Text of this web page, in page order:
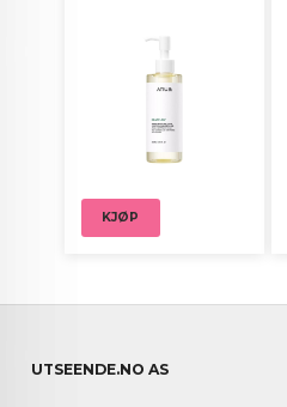
KJØP
UTSEENDE.NO AS